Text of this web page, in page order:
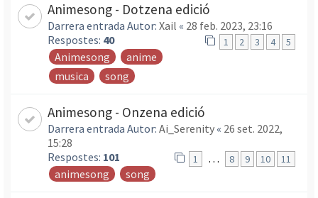
Animesong - Dotzena edició
Darrera entrada Autor: Xail « 28 feb. 2023, 23:16
Respostes: 40 1 2 3 4 5
Animesong
anime
musica
song
Animesong - Onzena edició
Darrera entrada Autor: Ai_Serenity « 26 set. 2022,
15:28
Respostes: 101 1 … 8 9 10 11
animesong song